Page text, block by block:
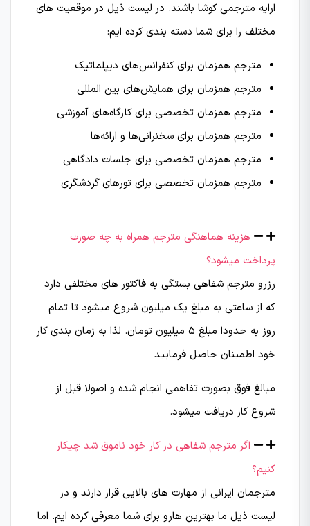
ارایه مترجمی کوشا باشند. در لیست ذیل در موقعیت های
مختلف را برای شما دسته بندی کرده ایم:
مترجم همزمان برای کنفرانس‌های دیپلماتیک
مترجم همزمان برای همایش‌های بین المللی
مترجم همزمان تخصصی برای کارگاه‌های آموزشی
مترجم همزمان برای سخنرانی‌ها و ارائه‌ها
مترجم همزمان تخصصی برای جلسات دادگاهی
مترجم همزمان تخصصی برای تورهای گردشگری
هزینه هماهنگی مترجم همراه به چه صورت
پرداخت میشود؟
رزرو مترجم شفاهی بستگی به فاکتور های مختلفی دارد
که از ساعتی به مبلغ یک میلیون شروع میشود تا تمام
روز به حدودا مبلغ 5 میلیون تومان. لذا به زمان بندی کار
خود اطمینان حاصل فرمایید
مبالغ فوق بصورت تفاهمی انجام شده و اصولا قبل از
شروع کار دریافت میشود.
اگر مترجم شفاهی در کار خود ناموق شد چیکار
کنیم؟
مترجمان ایرانی از مهارت های بالایی قرار دارند و در
لیست ذیل ما بهترین هارو برای شما معرفی کرده ایم. اما